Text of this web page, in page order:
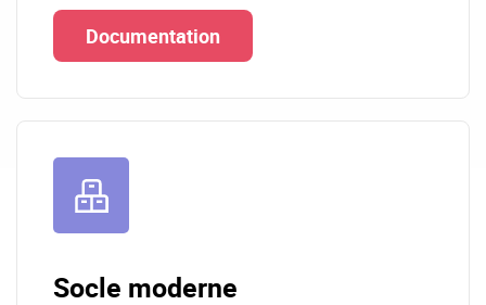
Documentation
Socle moderne